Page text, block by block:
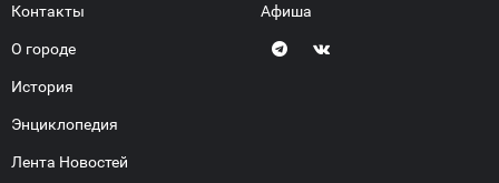
Контакты
О городе
История
Энциклопедия
Лента Новостей
Афиша